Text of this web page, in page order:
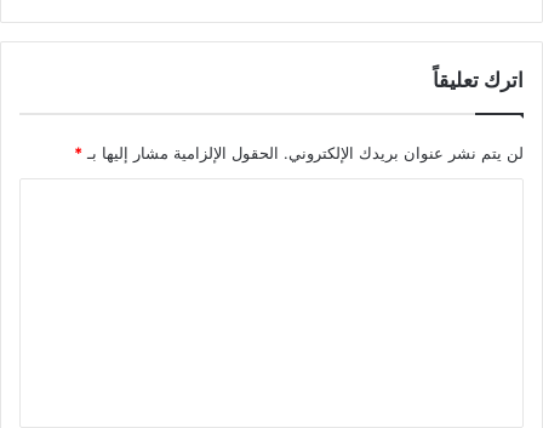
اترك تعليقاً
لن يتم نشر عنوان بريدك الإلكتروني. الحقول الإلزامية مشار إليها بـ *